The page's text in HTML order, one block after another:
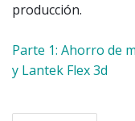
producción.
Parte 1: Ahorro de
y Lantek Flex 3d